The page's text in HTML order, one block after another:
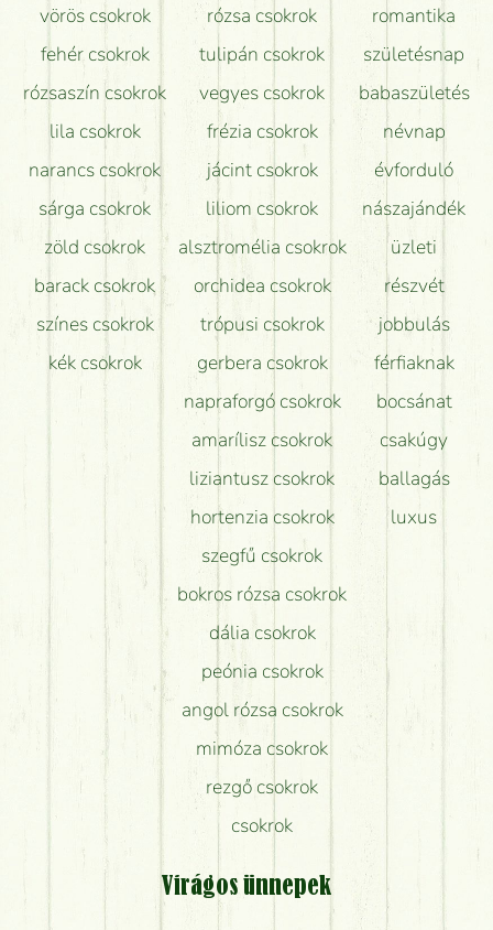
Hogy marad a lehető legtovább friss a csokor?
Tudok adventi koszorút vásárolni boltban?
vörös csokrok
fehér csokrok
rózsaszín csokrok
lila csokrok
narancs csokrok
sárga csokrok
zöld csokrok
barack csokrok
színes csokrok
kék csokrok
rózsa csokrok
tulipán csokrok
vegyes csokrok
frézia csokrok
jácint csokrok
liliom csokrok
alsztromélia csokrok
orchidea csokrok
trópusi csokrok
gerbera csokrok
napraforgó csokrok
amarílisz csokrok
liziantusz csokrok
hortenzia csokrok
szegfű csokrok
bokros rózsa csokrok
dália csokrok
peónia csokrok
angol rózsa csokrok
mimóza csokrok
rezgő csokrok
csokrok
romantika
születésnap
babaszületés
névnap
évforduló
nászajándék
üzleti
részvét
jobbulás
férfiaknak
bocsánat
csakúgy
ballagás
luxus
Virágos ünnepek